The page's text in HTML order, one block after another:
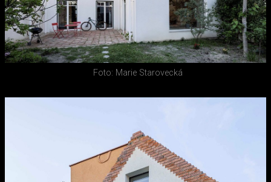
Foto: Marie Starovecká